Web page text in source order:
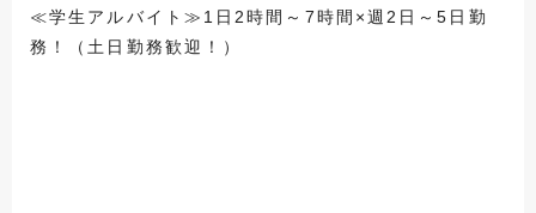
≪学生アルバイト≫1日2時間～7時間×週2日～5日勤
務！（土日勤務歓迎！）